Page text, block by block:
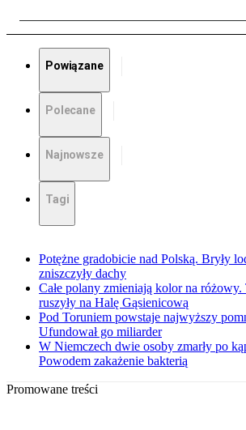
Powiązane
Polecane
Najnowsze
Tagi
Potężne gradobicie nad Polską. Bryły
zniszczyły dachy
Całe polany zmieniają kolor na
ruszyły na Halę Gąsienicową
Pod Toruniem powstaje najwyższy
Ufundował go miliarder
W Niemczech dwie osoby zmarły po
Powodem zakażenie bakterią
Promowane treści